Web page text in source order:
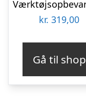
kr. 319,00
Gå til shop